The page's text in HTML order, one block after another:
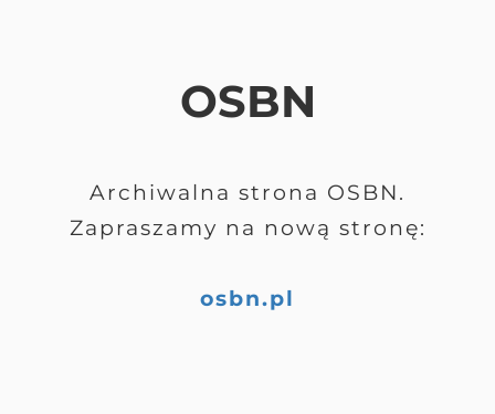
OSBN
Archiwalna strona OSBN.
Zapraszamy na nową stronę:
osbn.pl